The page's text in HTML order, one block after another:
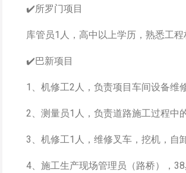
✔️所罗门项目
库管员1人，高中以上学历，熟悉工
✔️巴新项目
1、机修工2人，负责项目车间设备维
2、测量员1人，负责道路施工过程中
3、机修工1人，维修叉车，挖机，自
4、施工生产现场管理员（路桥），